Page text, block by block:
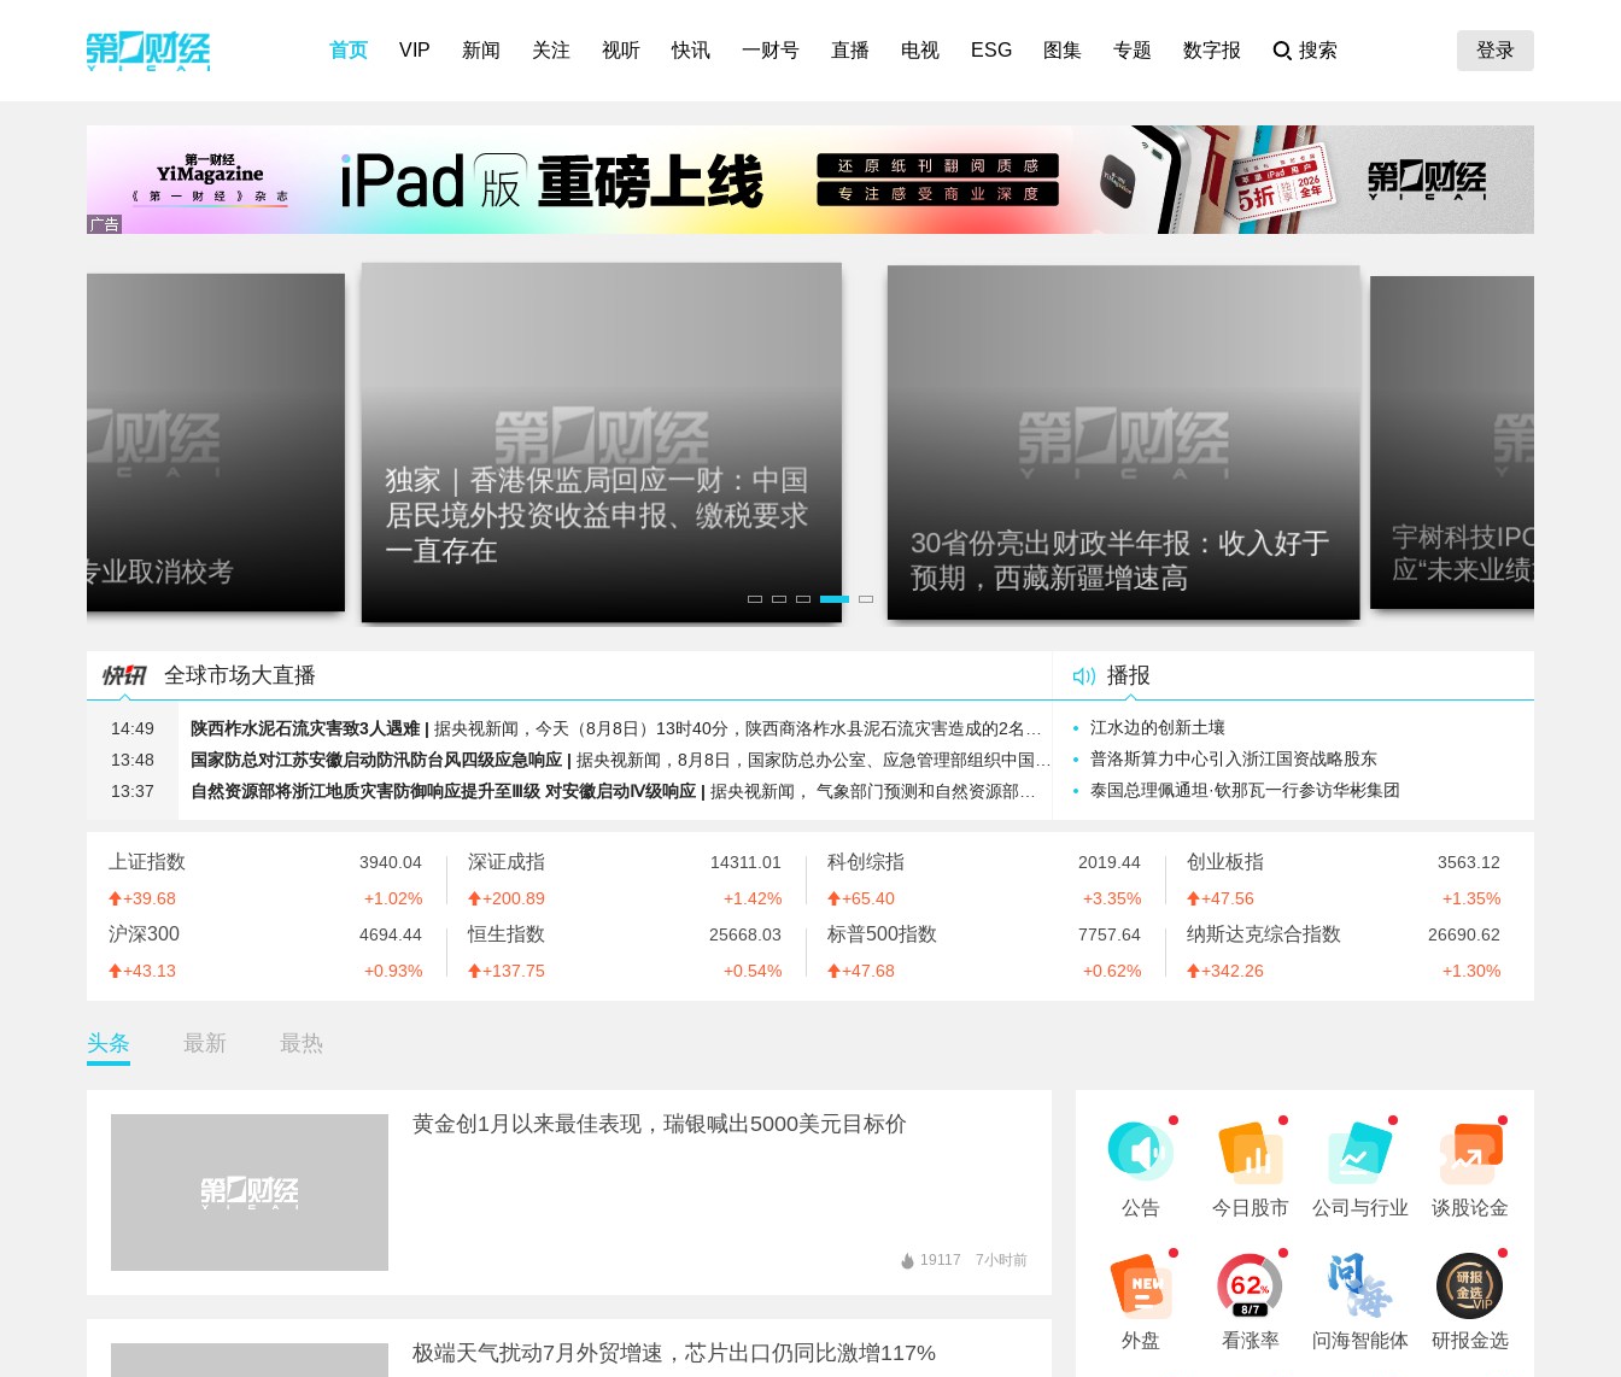
首页 VIP 新闻 关注 视听 快讯 一财号 直播 电视 ESG 图集 专题 数字报 搜索 登录
艺术专业取消校考
独家｜香港保监局回应一财：中国
居民境外投资收益申报、缴税要求
预期，西藏新疆增速高
宇树科技IPO路演
应“未来业绩如何支
全球市场大直播
14:49 陕西柞水泥石流灾害致3人遇难 | 据央视新闻，今天（8月8日）13时40分，陕西商洛柞水县泥石流灾害造成的2名失联人员中，最后1名失联人员被找到，已确认不幸遇难，此次泥石流灾害共造成3人不幸遇难
13:48
国家防总对江苏安徽启动防汛防台风四级应急响应 | 据央视新闻，8月8日，国家防总办公室、应急管理部组织中国气象局、水利部、自然资源部、工业和信息化部、住房城乡建设部、交通运输部等部门以及浙江、福建、河北和其他可
13:37
自然资源部将浙江地质灾害防御响应提升至Ⅲ级 对安徽启动Ⅳ级响应 | 据央视新闻， 气象部门预测和自然资源部地质灾害技术指导中心研判，受台风“白海豚”影响，未来三天，浙江东部、安徽西部等地局部地区发生地质灾害的风险高。自然资源部于
13:36
日媒：中国企业高校研发总投入超美国，居世界第一 |
据中新网援引日媒8日报道，中国企业和高校研发总投入已超过美国，位居世界第一。据报道，日本文部科学省7日发布的“2026年科技指标”显示，中国2024年的研发投入
12:33
消息人士：马斯克拒绝让乌克兰用“星链”打击俄境内目标 |
据央视新闻，美国方面7日消息披露，美国太空探索技术公司（SpaceX）创始人马斯克明确拒绝允许乌克兰军方利用SpaceX旗下卫星互联网系统“星链”打击俄罗斯境内
12:32
受台风“白海豚”影响 福建沿海40条航线停航 |据央视新闻，记者从福建海事局了解到，为了防御台风“白海豚”，截至8日12时，福建沿海共有40条客渡运航线停运，76艘客渡船停航。福建沿海全部115个水上施工作业
12:29
美官员：预计霍尔木兹海峡协议将“很快达成” |
乌称基辅市拉响防空警报 俄称多地有导弹来袭 |据央视新闻，乌克兰空军8日在社交媒体称，乌克兰首都基辅，以及敖德萨州等多地有无人机来袭风险。基辅市军事管理局称，由于无人机和弹道导弹威胁，基辅市拉响防空警报。该
今年上半年人形机器人领域新设企业11.6万户 |
据央视新闻，从最新预报来看，台风“白海豚”将于9日晚上至10日早晨在浙江舟山到福建福鼎一带沿海登陆，受其影响，华东地区风雨将主要集中在8日至12日。未来三天，华
播报
江水边的创新土壤
普洛斯算力中心引入浙江国资战略股东
泰国总理佩通坦·钦那瓦一行参访华彬集团
双汇发展三季度业绩亮眼：肉类总外销量创新高
Robot Phone落地 “伙伴型”AI创新进入中国时刻”
关于开设“涉企侵权投诉举报专区”的公告
上证指数
3940.04
39.68
1.02%
深证成指
14311.01
200.89
1.42%
科创综指
2019.44
65.40
3.35%
创业板指
3563.12
47.56
1.35%
沪深300
4694.44
43.13
0.93%
恒生指数
25668.03
137.75
0.54%
标普500指数
7757.64
47.68
0.62%
纳斯达克综合指数
26690.62
342.26
1.30%
头条 最新 最热
黄金创1月以来最佳表现，瑞银喊出5000美元目标价
19117 7小时前
极端天气扰动7月外贸增速，芯片出口仍同比激增117%
公告 今日股市 公司与行业 谈股论金
外盘 看涨率 问海智能体 研报金选